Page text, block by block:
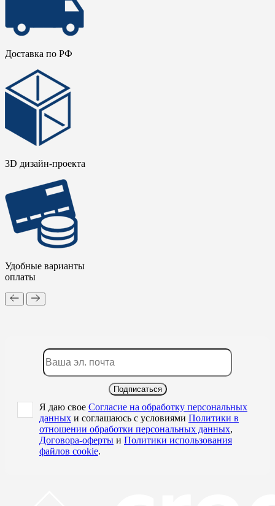
Доставка по РФ
3D дизайн-проекта
Удобные варианты
оплаты
Подписаться
Я даю свое Согласие на обработку персональных
данных и соглашаюсь с условиями Политики в
отношении обработки персональных данных,
Договора-оферты и Политики использования
файлов cookie.